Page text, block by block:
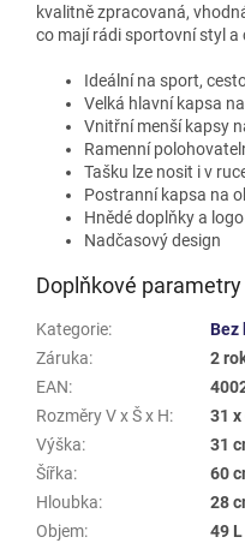
kvalitně zpracovaná,
co mají rádi sportovní styl a
Ideální na sport,
Velká hlavní kapsa
Vnitřní menší kapsy
Ramenní
Tašku lze nosit i v
Postranní kapsa na
Hnědé doplňky a
Nadčasový design
Doplňkové parametry
Kategorie:
Bez
Záruka:
2
EAN:
Rozměry V x Š x H:
31 x
Výška:
31
Šířka:
60
Hloubka:
28
Objem:
49 L